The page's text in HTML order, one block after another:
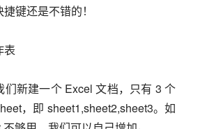
键还是不错的！
表
们新建一个 Excel 文档，只有 3 个
，即 sheet1,sheet2,sheet3。如